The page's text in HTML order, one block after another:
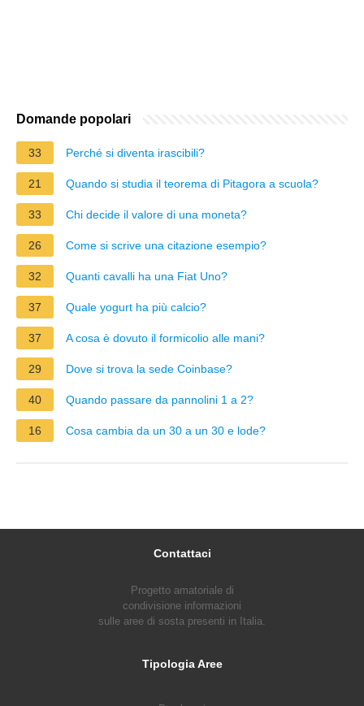
Domande popolari
33 Perché si diventa irascibili?
21 Quando si studia il teorema di Pitagora a scuola?
33 Chi decide il valore di una moneta?
26 Come si scrive una citazione esempio?
32 Quanti cavalli ha una Fiat Uno?
37 Quale yogurt ha più calcio?
37 A cosa è dovuto il formicolio alle mani?
29 Dove si trova la sede Coinbase?
40 Quando passare da pannolini 1 a 2?
16 Cosa cambia da un 30 a un 30 e lode?
Contattaci
Progetto amatoriale di
condivisione informazioni
sulle aree di sosta presenti in Italia.
Tipologia Aree